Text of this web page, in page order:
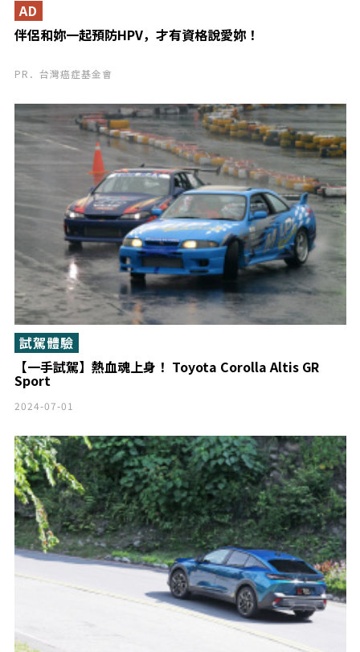
伴侶和妳一起預防HPV，才有資格說愛妳！
AD
PR．台灣癌症基金會
【一手試駕】熱血魂上身！ Toyota Corolla Altis GR
Sport
試駕體驗
2024-07-01